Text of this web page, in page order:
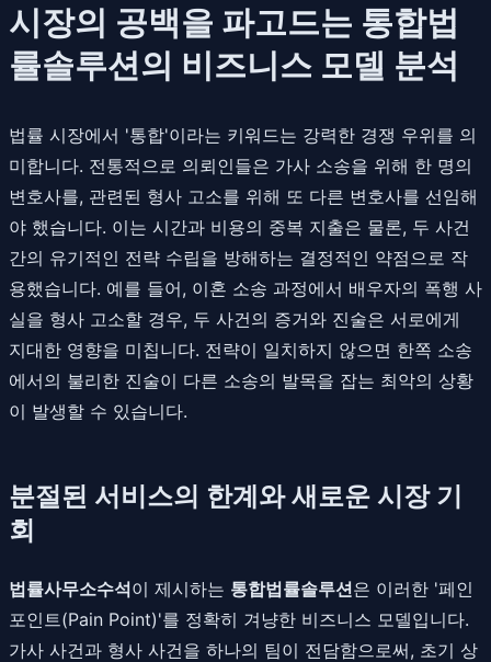
시장의 공백을 파고드는 통합법
률솔루션의 비즈니스 모델 분석
법률 시장에서 '통합'이라는 키워드는 강력한 경쟁 우위를 의
미합니다. 전통적으로 의뢰인들은 가사 소송을 위해 한 명의
변호사를, 관련된 형사 고소를 위해 또 다른 변호사를 선임해
야 했습니다. 이는 시간과 비용의 중복 지출은 물론, 두 사건
간의 유기적인 전략 수립을 방해하는 결정적인 약점으로 작
용했습니다. 예를 들어, 이혼 소송 과정에서 배우자의 폭행 사
실을 형사 고소할 경우, 두 사건의 증거와 진술은 서로에게
지대한 영향을 미칩니다. 전략이 일치하지 않으면 한쪽 소송
에서의 불리한 진술이 다른 소송의 발목을 잡는 최악의 상황
이 발생할 수 있습니다.
분절된 서비스의 한계와 새로운 시장 기
회
법률사무소수석이 제시하는 통합법률솔루션은 이러한 '페인
포인트(Pain Point)'를 정확히 겨냥한 비즈니스 모델입니다.
가사 사건과 형사 사건을 하나의 팀이 전담함으로써, 초기 상